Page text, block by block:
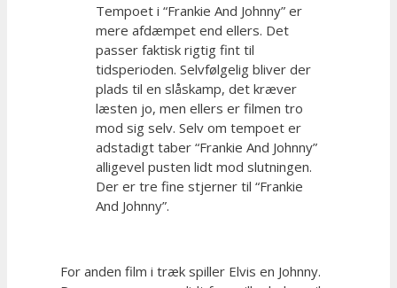
Tempoet i “Frankie And Johnny” er
mere afdæmpet end ellers. Det
passer faktisk rigtig fint til
tidsperioden. Selvfølgelig bliver der
plads til en slåskamp, det kræver
læsten jo, men ellers er filmen tro
mod sig selv. Selv om tempoet er
adstadigt taber “Frankie And Johnny”
alligevel pusten lidt mod slutningen.
Der er tre fine stjerner til “Frankie
And Johnny”.
For anden film i træk spiller Elvis en Johnny.